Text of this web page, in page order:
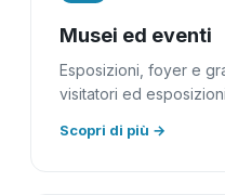
Musei ed eventi
Esposizioni, foyer e
visitatori ed
Scopri di più →